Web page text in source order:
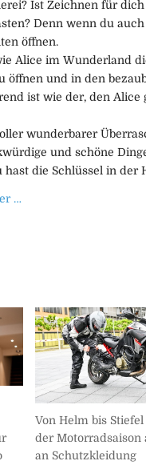
Ist Zeichnen für
Denn wenn du
öffnen.
Alice im Wunderland
öffnen und in den
ist wie der, den
wunderbarer
und schöne
hast die Schlüssel in der
…
Von Helm bis
der Motorradsaison
an Schutzkleidung